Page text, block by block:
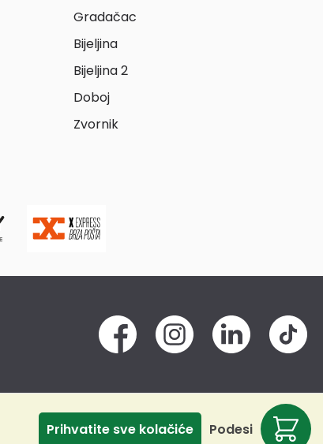
Gradačac
Bijeljina
Bijeljina 2
Doboj
Zvornik
Odbij
Podesi
Prihvatite sve kolačiće